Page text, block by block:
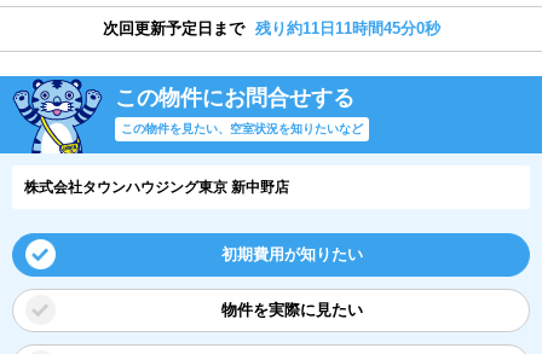
次回更新予定日まで 残り約11日11時間44分59秒
この物件にお問合せする
この物件を見たい、空室状況を知りたいなど
株式会社タウンハウジング東京 新中野店
初期費用が知りたい
物件を実際に見たい